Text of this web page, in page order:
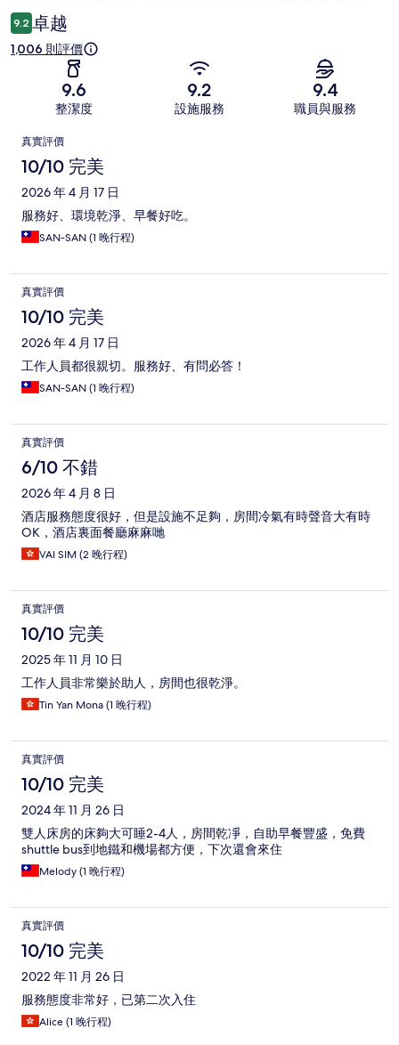
價
9.2 卓越
1,006 則評價
9.6
整潔度
9.2
設施服務
9.4
職員與服務
評
價
真實評價
10/10 完美
2026 年 4 月 17 日
服務好、環境乾淨、早餐好吃。
SAN-SAN (1 晚行程)
真實評價
10/10 完美
2026 年 4 月 17 日
工作人員都很親切。服務好、有問必答！
SAN-SAN (1 晚行程)
真實評價
6/10 不錯
2026 年 4 月 8 日
酒店服務態度很好，但是設施不足夠，房間冷氣有時聲音大有時
OK，酒店裏面餐廳麻麻哋
VAI SIM (2 晚行程)
真實評價
10/10 完美
2025 年 11 月 10 日
工作人員非常樂於助人，房間也很乾淨。
Tin Yan Mona (1 晚行程)
真實評價
10/10 完美
2024 年 11 月 26 日
雙人床房的床夠大可睡2-4人，房間乾凈，自助早餐豐盛，免費
shuttle bus到地鐵和機場都方便，下次還會來住
Melody (1 晚行程)
真實評價
10/10 完美
2022 年 11 月 26 日
服務態度非常好，已第二次入住
Alice (1 晚行程)